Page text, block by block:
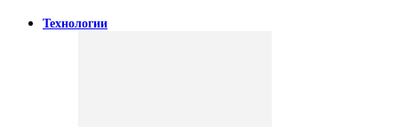
Технологии